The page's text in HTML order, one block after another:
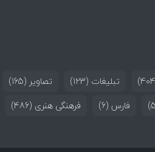
تبلیغات (123) تصاویر (165)
فارس (6) فرهنگی هنری (486)